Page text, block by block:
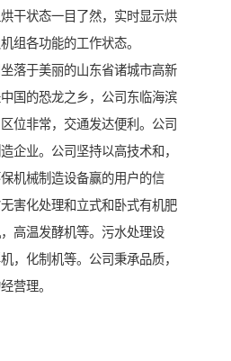
干状态一目了然，实时显示烘
组各功能的工作状态。
落于美丽的山东省诸城市高新
国的恐龙之乡，公司东临海滨
位非常，交通发达便利。公司
企业。公司坚持以高技术和，
机械制造设备赢的用户的信
害化处理和立式和卧式有机肥
高温发酵机等。污水处理设
，化制机等。公司秉承品质，
营理。